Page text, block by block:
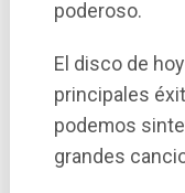
poderoso.
El disco de
principales
podemos
grandes